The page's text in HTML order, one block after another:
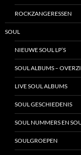
ROCKZANGERESSEN
SOUL
NIEUWE SOUL LP’S
SOUL ALBUMS –
LIVE SOUL ALBUMS
SOUL GESCHIEDENIS
SOUL NUMMERS EN
SOULGROEPEN